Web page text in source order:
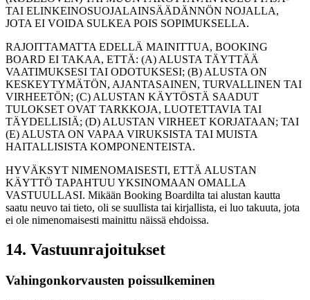
TAI ELINKEINOSUOJALAINSÄÄDÄNNÖN NOJALLA,
JOTA EI VOIDA SULKEA POIS SOPIMUKSELLA.
RAJOITTAMATTA EDELLÄ MAINITTUA, BOOKING
BOARD EI TAKAA, ETTÄ: (A) ALUSTA TÄYTTÄÄ
VAATIMUKSESI TAI ODOTUKSESI; (B) ALUSTA ON
KESKEYTYMÄTÖN, AJANTASAINEN, TURVALLINEN TAI
VIRHEETÖN; (C) ALUSTAN KÄYTÖSTÄ SAADUT
TULOKSET OVAT TARKKOJA, LUOTETTAVIA TAI
TÄYDELLISIÄ; (D) ALUSTAN VIRHEET KORJATAAN; TAI
(E) ALUSTA ON VAPAA VIRUKSISTA TAI MUISTA
HAITALLISISTA KOMPONENTEISTA.
HYVÄKSYT NIMENOMAISESTI, ETTÄ ALUSTAN
KÄYTTÖ TAPAHTUU YKSINOMAAN OMALLA
VASTUULLASI. Mikään Booking Boardilta tai alustan kautta
saatu neuvo tai tieto, oli se suullista tai kirjallista, ei luo takuuta, jota
ei ole nimenomaisesti mainittu näissä ehdoissa.
14. Vastuunrajoitukset
Vahingonkorvausten poissulkeminen